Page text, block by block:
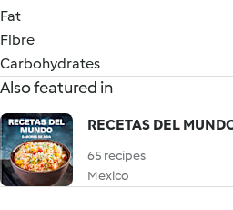
Fat
Fibre
Carbohydrates
Also featured in
RECETAS DEL
65 recipes
Mexico